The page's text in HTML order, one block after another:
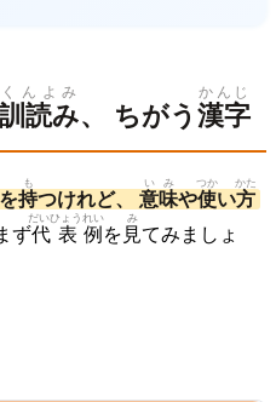
訓読み
くんよみ
、 ちがう 漢字
かんじ
を持
も
つけれど、 意味
いみ
や使
つか
い方
かた
ず代表
だいひょう
例
れい
を 見
み
てみましょ